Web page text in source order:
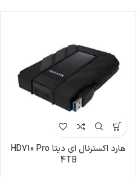
هارد اکسترنال ای دیتا HD710 Pro
4TB